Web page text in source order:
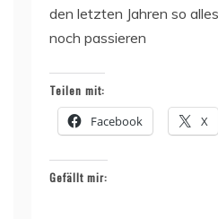
den letzten Jahren so
noch passieren
Teilen mit:
Facebook X
Gefällt mir: